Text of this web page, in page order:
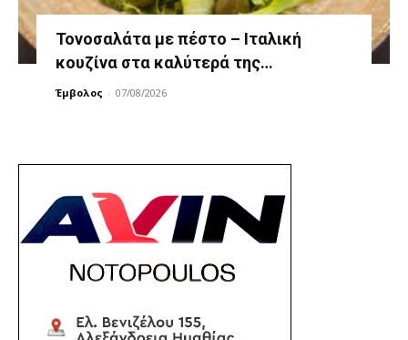
Τονοσαλάτα με πέστο – Ιταλική
κουζίνα στα καλύτερά της…
Έμβολος - 07/08/2026